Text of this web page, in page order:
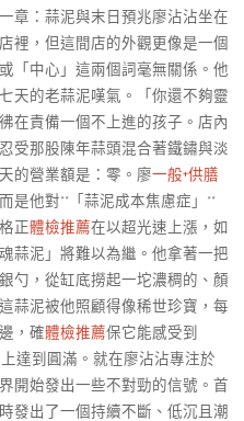
章：蒜泥與末日預兆廖沾沾坐在
裡，但這間店的外觀更像是一個
「中心」這兩個詞毫無關係。他
天的老蒜泥嘆氣。「你還不夠靈
在責備一個不上進的孩子。店內
受那股陳年蒜頭混合著鐵鏽與淡
的營業額是：零。廖一般+供膳
是他對**「蒜泥成本焦慮症」**
正體檢推薦在以超光速上漲，如
蒜泥」將難以為繼。他拿著一把
勺，從缸底撈起一坨濃稠的、顏
蒜泥被他照顧得像稀世珍寶，每
，確體檢推薦保它能感受到
達到圓滿。就在廖沾沾專注於
開始發出一些不對勁的信號。首
發出了一個持續不斷、低沉且潮